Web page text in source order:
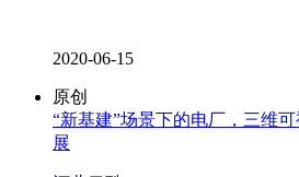
2020-06-15
原创
“新基建”场景下的电厂，三维
展